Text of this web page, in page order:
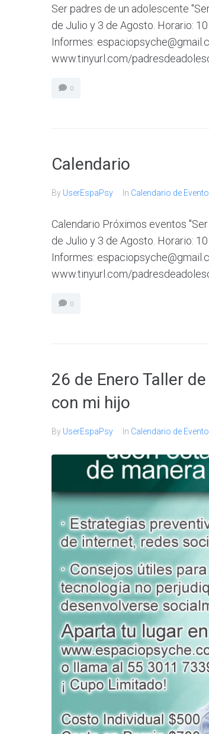
Ser padres de un adolescente
de Julio y 3 de Agosto. Horario:
Informes:
www.tinyurl.com/
0
Calendario
By UserEspaPsy In Calendario de
Calendario Próximos eventos
de Julio y 3 de Agosto. Horario:
Informes:
www.tinyurl.com/
0
26 de Enero Taller
con mi hijo
By UserEspaPsy In Calendario de